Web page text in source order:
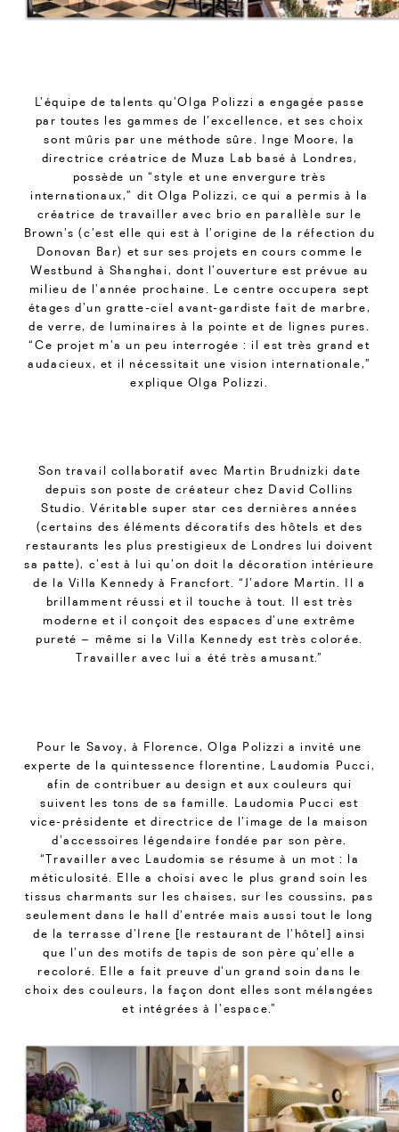
L’équipe de talents qu’Olga Polizzi a engagée passe
par toutes les gammes de l’excellence, et ses choix
sont mûris par une méthode sûre. Inge Moore, la
directrice créatrice de Muza Lab basé à Londres,
possède un “style et une envergure très
internationaux,” dit Olga Polizzi, ce qui a permis à la
créatrice de travailler avec brio en parallèle sur le
Brown’s (c’est elle qui est à l’origine de la réfection du
Donovan Bar) et sur ses projets en cours comme le
Westbund à Shanghai, dont l’ouverture est prévue au
milieu de l’année prochaine. Le centre occupera sept
étages d’un gratte-ciel avant-gardiste fait de marbre,
de verre, de luminaires à la pointe et de lignes pures.
“Ce projet m’a un peu interrogée : il est très grand et
audacieux, et il nécessitait une vision internationale,”
explique Olga Polizzi.
Son travail collaboratif avec Martin Brudnizki date
depuis son poste de créateur chez David Collins
Studio. Véritable super star ces dernières années
(certains des éléments décoratifs des hôtels et des
restaurants les plus prestigieux de Londres lui doivent
sa patte), c’est à lui qu’on doit la décoration intérieure
de la Villa Kennedy à Francfort. “J’adore Martin. Il a
brillamment réussi et il touche à tout. Il est très
moderne et il conçoit des espaces d’une extrême
pureté – même si la Villa Kennedy est très colorée.
Travailler avec lui a été très amusant.”
Pour le Savoy, à Florence, Olga Polizzi a invité une
experte de la quintessence florentine, Laudomia Pucci,
afin de contribuer au design et aux couleurs qui
suivent les tons de sa famille. Laudomia Pucci est
vice-présidente et directrice de l’image de la maison
d’accessoires légendaire fondée par son père.
“Travailler avec Laudomia se résume à un mot : la
méticulosité. Elle a choisi avec le plus grand soin les
tissus charmants sur les chaises, sur les coussins, pas
seulement dans le hall d’entrée mais aussi tout le long
de la terrasse d’Irene [le restaurant de l’hôtel] ainsi
que l’un des motifs de tapis de son père qu’elle a
recoloré. Elle a fait preuve d’un grand soin dans le
choix des couleurs, la façon dont elles sont mélangées
et intégrées à l’espace.”